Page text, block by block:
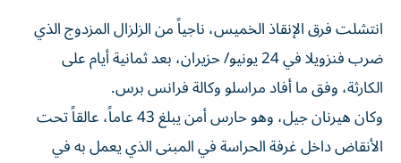
انتشلت فرق الإنقاذ الخميس، ناجياً من الزلزال المزدوج الذي
ضرب فنزويلا في 24 يونيو/ حزيران، بعد ثمانية أيام على
الكارثة، وفق ما أفاد مراسلو وكالة فرانس برس.
وكان هيرنان جيل، وهو حارس أمن يبلغ 43 عاماً، عالقاً تحت
الأنقاض داخل غرفة الحراسة في المبنى الذي يعمل به في